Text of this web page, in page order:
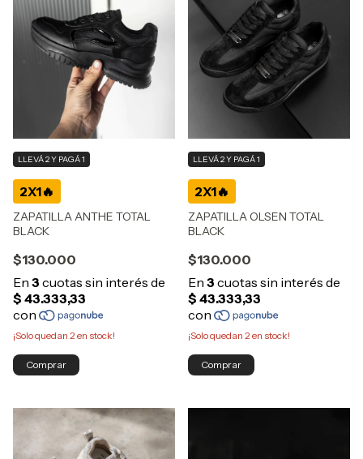
ZAPATILLA ANTHE TOTAL
BLACK
$130.000
LLEVÁ 2 Y PAGÁ 1
¡Solo quedan 2en stock!
Comprar
ZAPATILLA OLSEN TOTAL
BLACK
$130.000
LLEVÁ 2 Y PAGÁ 1
¡Solo quedan 2en stock!
Comprar